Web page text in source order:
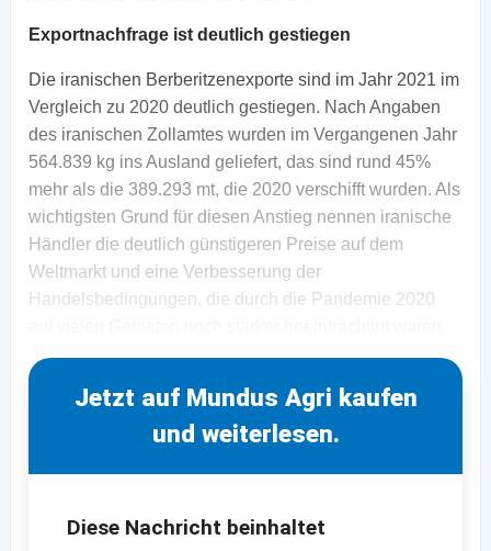
Exportnachfrage ist deutlich gestiegen
Die iranischen Berberitzenexporte sind im Jahr 2021 im
Vergleich zu 2020 deutlich gestiegen. Nach Angaben
des iranischen Zollamtes wurden im Vergangenen Jahr
564.839 kg ins Ausland geliefert, das sind rund 45%
mehr als die 389.293 mt, die 2020 verschifft wurden. Als
wichtigsten Grund für diesen Anstieg nennen iranische
Händler die deutlich günstigeren Preise auf dem
Weltmarkt und eine Verbesserung der
Handelsbedingungen, die durch die Pandemie 2020
Jetzt auf Mundus Agri kaufen
und weiterlesen.
Diese Nachricht beinhaltet